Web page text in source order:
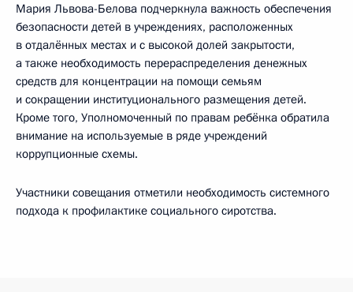
Мария Львова-Белова подчеркнула важность обеспечения
безопасности детей в учреждениях, расположенных
в отдалённых местах и с высокой долей закрытости,
а также необходимость перераспределения денежных
средств для концентрации на помощи семьям
и сокращении институционального размещения детей.
Кроме того, Уполномоченный по правам ребёнка обратила
внимание на используемые в ряде учреждений
коррупционные схемы.
Участники совещания отметили необходимость системного
подхода к профилактике социального сиротства.